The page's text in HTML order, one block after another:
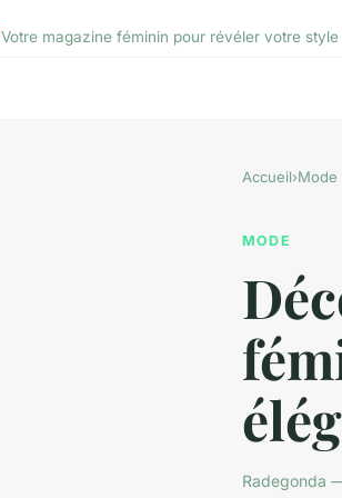
Votre magazine féminin pour révéler votre style
Accueil›Mode
MODE
Radegonda